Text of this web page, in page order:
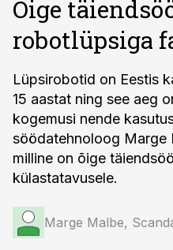
Õige
robotlüpsiga
Lüpsirobotid on Eestis
15 aastat ning see aeg
kogemusi nende
söödatehnoloog Marge
milline on õige
külastatavusele.
Marge Malbe,